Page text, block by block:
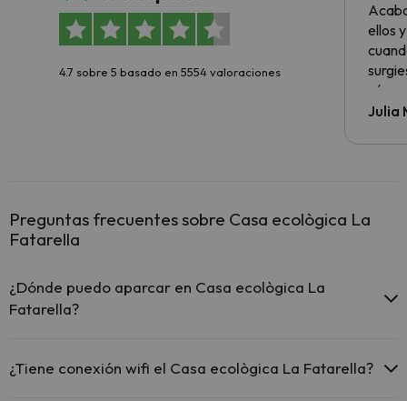
4.7 sobre 5 basado en 5554 valoraciones
ellos
todo
Julia
Preguntas frecuentes sobre Casa ecològica La
Fatarella
¿Dónde puedo aparcar en Casa ecològica La
Fatarella?
posibilidades de aparcamiento (bajo disponibilidad):
¿Tiene conexión wifi el Casa ecològica La Fatarella?